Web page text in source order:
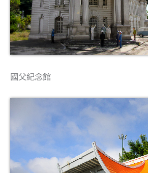
國父紀念館